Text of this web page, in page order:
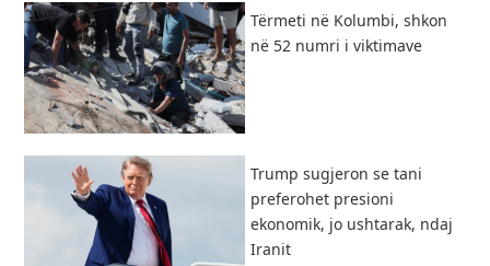
Tërmeti në Kolumbi, shkon
në 52 numri i viktimave
Trump sugjeron se tani
preferohet presioni
ekonomik, jo ushtarak, ndaj
Iranit